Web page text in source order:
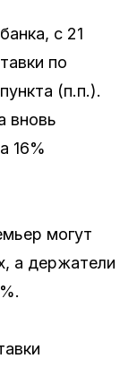
с 21
по
(п.п.).
вновь
16%
могут
а держатели